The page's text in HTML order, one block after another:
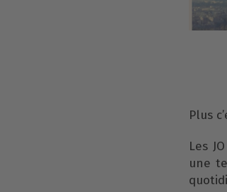
Plus
Les
une